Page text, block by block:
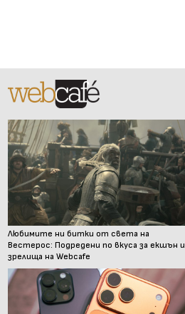
Любимите ни битки от света на
Вестерос: Подредени по вкуса за екшън и
зрелища на Webcafe